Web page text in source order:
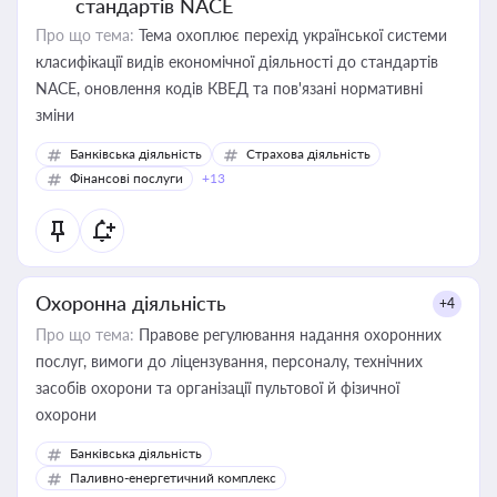
стандартів NACE
Про що тема: Тема охоплює перехід української системи
класифікації видів економічної діяльності до стандартів
NACE, оновлення кодів КВЕД та пов'язані нормативні
зміни
Банківська діяльність
Страхова діяльність
Фінансові послуги
+13
Охоронна діяльність +4
Про що тема: Правове регулювання надання охоронних
послуг, вимоги до ліцензування, персоналу, технічних
засобів охорони та організації пультової й фізичної
охорони
Банківська діяльність
Паливно-енергетичний комплекс